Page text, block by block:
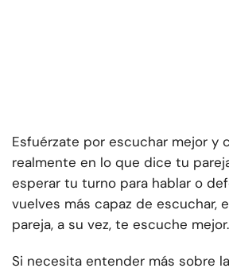
Esfuérzate por escuchar mejor y
realmente en lo que dice tu
esperar tu turno para hablar o
vuelves más capaz de escuchar,
pareja, a su vez, te escuche mejor.
Si necesita entender más sobre